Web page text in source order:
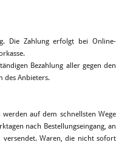
Die Zahlung erfolgt bei Online-
Bezahlung aller gegen den
des Anbieters.
auf dem schnellsten Wege
nach Bestellungseingang, an
versendet. Waren, die nicht sofort